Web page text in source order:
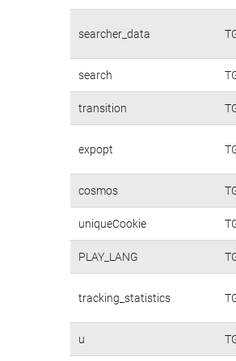
searcher_data
search
transition
expopt
cosmos
uniqueCookie
PLAY_LANG
tracking_statistics
u